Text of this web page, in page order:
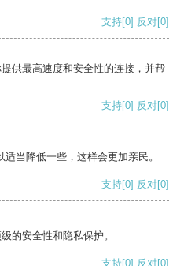
支持[0] 反对[0]
供最高速度和安全性的连接，并帮
支持[0] 反对[0]
当降低一些，这样会更加亲民。
支持[0] 反对[0]
的安全性和隐私保护。
支持[0] 反对[0]